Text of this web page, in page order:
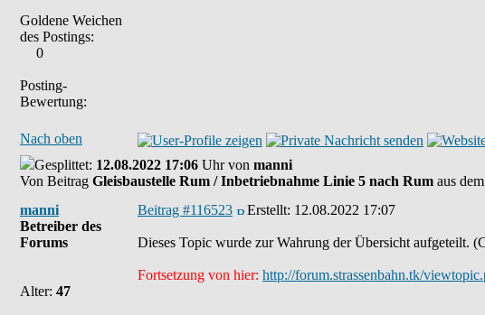
Goldene Weichen
des Postings:
0
Posting-
Bewertung:
Nach oben
Gesplittet: 12.08.2022 17:06 Uhr von manni
Von Beitrag Gleisbaustelle Rum / Inbetriebnahme Linie 5 nach Rum aus
manni
Betreiber des
Forums
Alter: 47
Beitrag #116523 Erstellt: 12.08.2022 17:07
Dieses Topic wurde zur Wahrung der Übersicht aufgeteilt.
Fortsetzung von hier: http://forum.strassenbahn.tk/